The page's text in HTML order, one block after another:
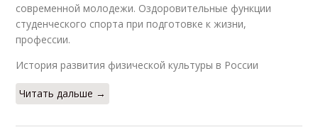
современной молодежи. Оздоровительные функции
студенческого спорта при подготовке к жизни,
профессии.
История развития физической культуры в России
Читать дальше →